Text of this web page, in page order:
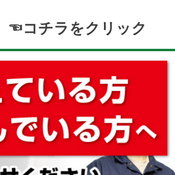
☜コチラをクリック